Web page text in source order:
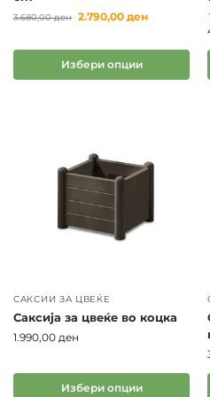
Во пракса, ова значи
одржување.
Пазарот нуди голем
разликуваат по
Пластични саксии
нивната леснотија и
Керамички саксии
што е важен визуелниот
и елегантен изглед,
уредени домови.
3.680,00ден 2.790,00 ден
Избери опции
САКСИИ ЗА ЦВЕЌЕ
Саксија за цвеќе во коцка
1.990,00 ден
Избери опции